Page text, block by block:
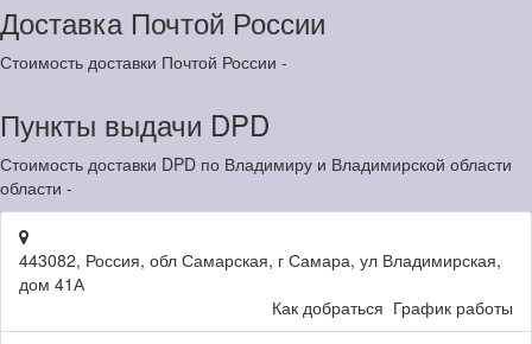
Доставка Почтой России
Стоимость доставки Почтой России -
Пункты выдачи DPD
Стоимость доставки DPD по Владимиру и Владимирской области
области -
443082, Россия, обл Самарская, г Самара, ул Владимирская,
дом 41А
Как добраться График работы